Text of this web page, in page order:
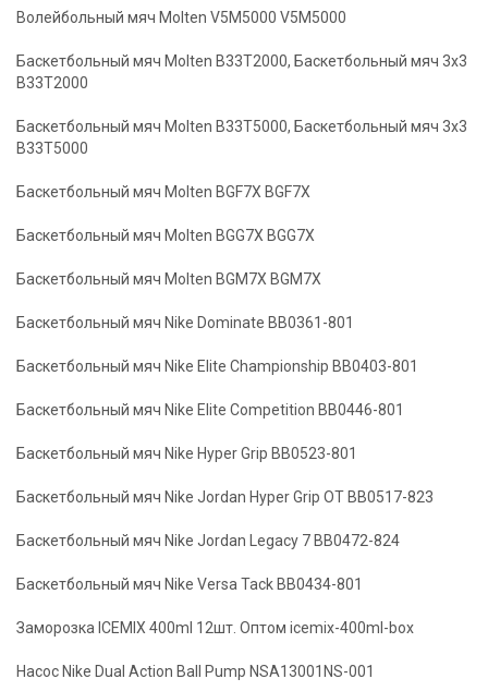
Волейбольный мяч Molten V5M5000 V5M5000
Баскетбольный мяч Molten B33T2000, Баскетбольный мяч 3x3
B33T2000
Баскетбольный мяч Molten B33T5000, Баскетбольный мяч 3x3
B33T5000
Баскетбольный мяч Molten BGF7X BGF7X
Баскетбольный мяч Molten BGG7X BGG7X
Баскетбольный мяч Molten BGM7X BGM7X
Баскетбольный мяч Nike Dominate BB0361-801
Баскетбольный мяч Nike Elite Championship BB0403-801
Баскетбольный мяч Nike Elite Competition BB0446-801
Баскетбольный мяч Nike Hyper Grip BB0523-801
Баскетбольный мяч Nike Jordan Hyper Grip OT BB0517-823
Баскетбольный мяч Nike Jordan Legacy 7 BB0472-824
Баскетбольный мяч Nike Versa Tack BB0434-801
Заморозка ICEMIX 400ml 12шт. Оптом icemix-400ml-box
Насос Nike Dual Action Ball Pump NSA13001NS-001